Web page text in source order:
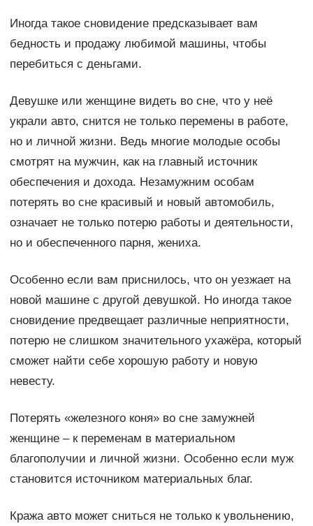
Иногда такое сновидение предсказывает вам
бедность и продажу любимой машины, чтобы
перебиться с деньгами.
Девушке или женщине видеть во сне, что у неё
украли авто, снится не только перемены в работе,
но и личной жизни. Ведь многие молодые особы
смотрят на мужчин, как на главный источник
обеспечения и дохода. Незамужним особам
потерять во сне красивый и новый автомобиль,
означает не только потерю работы и деятельности,
но и обеспеченного парня, жениха.
Особенно если вам приснилось, что он уезжает на
новой машине с другой девушкой. Но иногда такое
сновидение предвещает различные неприятности,
потерю не слишком значительного ухажёра, который
сможет найти себе хорошую работу и новую
невесту.
Потерять «железного коня» во сне замужней
женщине – к переменам в материальном
благополучии и личной жизни. Особенно если муж
становится источником материальных благ.
Кража авто может сниться не только к увольнению,